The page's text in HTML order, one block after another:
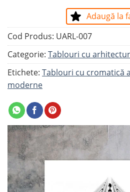
Adaugă la
Cod Produs: UARL-007
Categorie: Tablouri cu
Etichete: Tablouri cu cromatică
moderne